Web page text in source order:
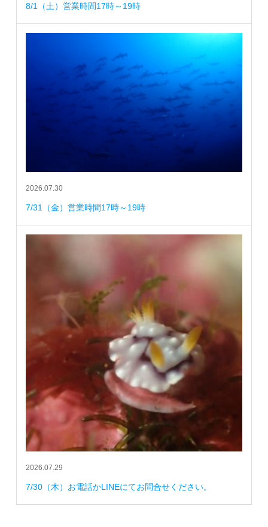
8/1（土）営業時間17時～19時
2026.07.30
7/31（金）営業時間17時～19時
2026.07.29
7/30（木）お電話かLINEにてお問合せください。